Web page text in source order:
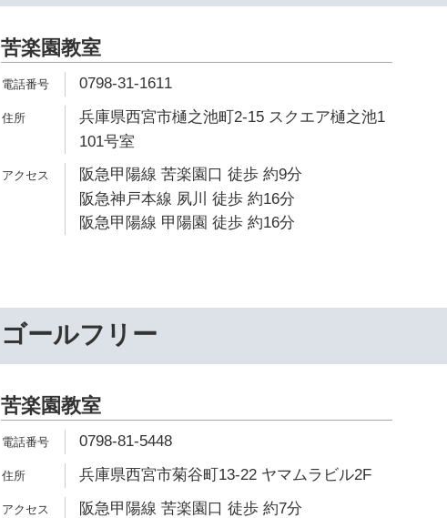
苦楽園教室
0798-31-1611
兵庫県西宮市樋之池町2-15 スクエア樋之池1
101号室
阪急甲陽線 苦楽園口 徒歩 約9分
阪急神戸本線 夙川 徒歩 約16分
阪急甲陽線 甲陽園 徒歩 約16分
ゴールフリー
苦楽園教室
0798-81-5448
兵庫県西宮市菊谷町13-22 ヤマムラビル2F
阪急甲陽線 苦楽園口 徒歩 約7分